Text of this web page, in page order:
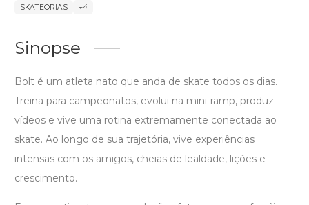
SKATEORIAS
+4
Sinopse
Bolt é um atleta nato que anda de skate todos os dias.
Treina para campeonatos, evolui na mini-ramp, produz
vídeos e vive uma rotina extremamente conectada ao
skate. Ao longo de sua trajetória, vive experiências
intensas com os amigos, cheias de lealdade, lições e
crescimento.